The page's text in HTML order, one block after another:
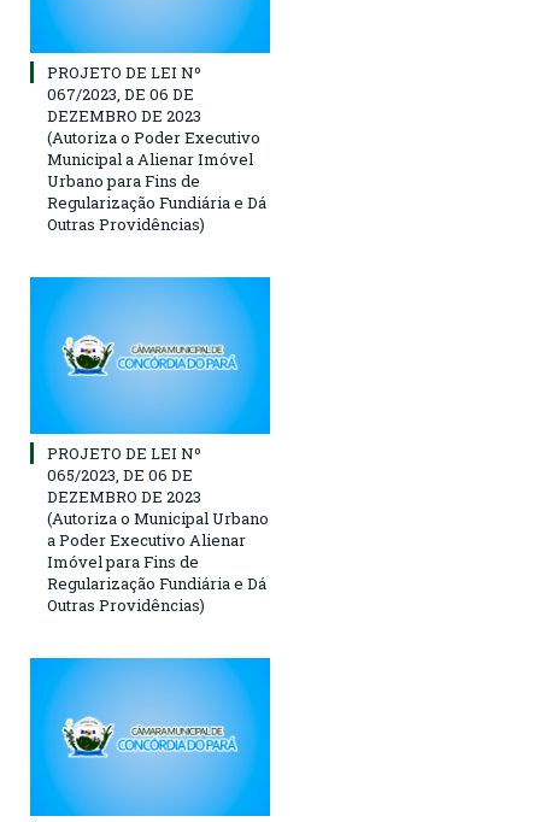
PROJETO DE LEI Nº
067/2023, DE 06 DE
DEZEMBRO DE 2023
(Autoriza o Poder Executivo
Municipal a Alienar Imóvel
Urbano para Fins de
Regularização Fundiária e Dá
Outras Providências)
PROJETO DE LEI Nº
065/2023, DE 06 DE
DEZEMBRO DE 2023
(Autoriza ο Municipal Urbano
a Poder Executivo Alienar
Imóvel para Fins de
Regularização Fundiária e Dá
Outras Providências)